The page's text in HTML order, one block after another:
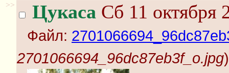
>> Цукаса Сб 11 октября
Файл:
2701066694_96dc87eb3f_o.jpg)